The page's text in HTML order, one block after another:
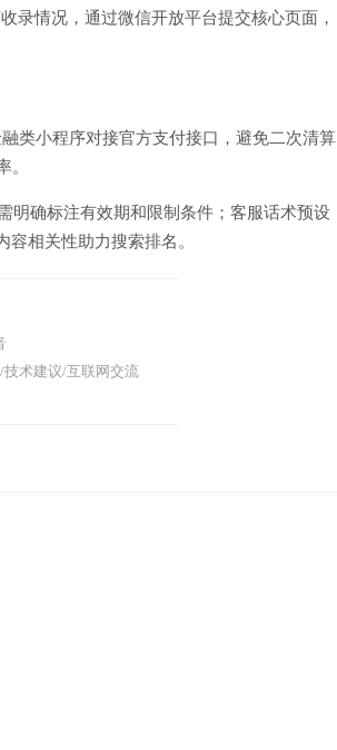
录情况，通过微信开放平台提交核心页面，
类小程序对接官方支付接口，避免二次清算
。
明确标注有效期和限制条件；客服话术预设
相关性助力搜索排名。
术建议/互联网交流